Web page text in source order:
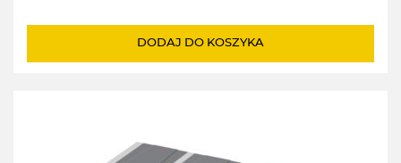
DODAJ DO KOSZYKA